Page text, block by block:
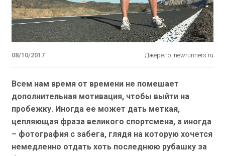
08/10/2017 Джерело: newrunners.ru
Всем нам время от времени не помешает
дополнительная мотивация, чтобы выйти на
пробежку. Иногда ее может дать меткая,
цепляющая фраза великого спортсмена, а иногда
– фотография с забега, глядя на которую хочется
немедленно отдать хоть последнюю рубашку за